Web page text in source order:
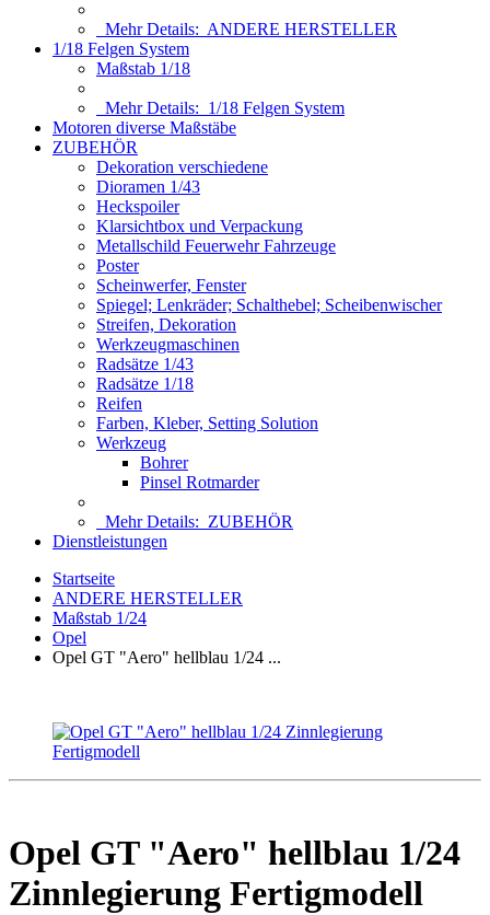
Mehr Details: ANDERE HERSTELLER
1/18 Felgen System
Maßstab 1/18
Mehr Details: 1/18 Felgen System
Motoren diverse Maßstäbe
ZUBEHÖR
Dekoration verschiedene
Dioramen 1/43
Heckspoiler
Klarsichtbox und Verpackung
Metallschild Feuerwehr Fahrzeuge
Poster
Scheinwerfer, Fenster
Spiegel; Lenkräder; Schalthebel; Scheibenwischer
Streifen, Dekoration
Werkzeugmaschinen
Radsätze 1/43
Radsätze 1/18
Reifen
Farben, Kleber, Setting Solution
Werkzeug
Bohrer
Pinsel Rotmarder
Mehr Details: ZUBEHÖR
Dienstleistungen
Startseite
ANDERE HERSTELLER
Maßstab 1/24
Opel
Opel GT "Aero" hellblau 1/24 ...
Opel GT "Aero" hellblau 1/24
Zinnlegierung Fertigmodell